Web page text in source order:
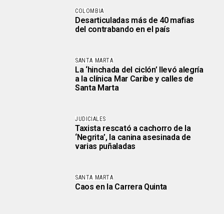
COLOMBIA
Desarticuladas más de 40 mafias
del contrabando en el país
SANTA MARTA
La ‘hinchada del ciclón’ llevó alegría
a la clínica Mar Caribe y calles de
Santa Marta
JUDICIALES
Taxista rescató a cachorro de la
‘Negrita’, la canina asesinada de
varias puñaladas
SANTA MARTA
Caos en la Carrera Quinta